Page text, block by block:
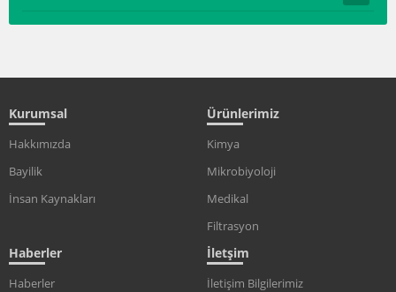
Kurumsal
Hakkımızda
Bayilik
İnsan Kaynakları
Ürünlerimiz
Kimya
Mikrobiyoloji
Medikal
Filtrasyon
Haberler
Haberler
İletşim
İletişim Bilgilerimiz